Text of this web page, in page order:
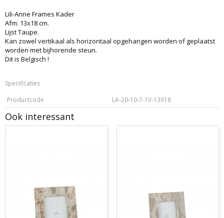
Lili-Anne Frames Kader
Afm: 13x18 cm.
Lijst Taupe.
Kan zowel vertikaal als horizontaal opgehangen worden of geplaatst
worden met bijhorende steun.
Dit is Belgisch !
Specificaties
Productcode
LA-20-10-7-1V-13X18
Ook interessant